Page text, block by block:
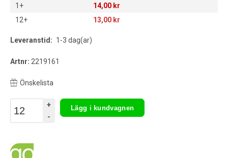
1+
14,00 kr
12+
13,00 kr
Leveranstid: 1-3 dag(ar)
Artnr: 2219161
Önskelista
+
-
Lägg i kundvagnen